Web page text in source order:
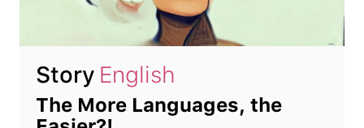
Story English
The More Languages, the